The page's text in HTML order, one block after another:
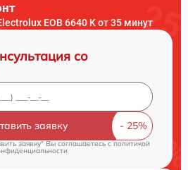
EOB 6640 K от 35 минут
со
заявку
заявку" Вы соглашаетесь c политикой